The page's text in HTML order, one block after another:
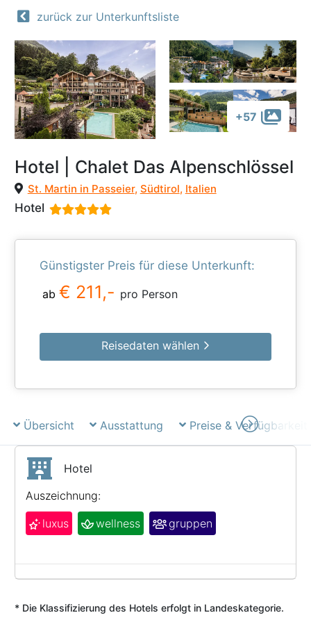
zurück zur Unterkunftsliste
+57
Hotel | Chalet Das Alpenschlössel
St. Martin in Passeier, Südtirol, Italien
Hotel
Günstigster Preis für diese Unterkunft:
ab € 211,- pro Person
Reisedaten wählen
Übersicht Ausstattung Preise & Verfügbarkeit
Hotel
Auszeichnung:
luxus
wellness gruppen
* Die Klassifizierung des Hotels erfolgt in Landeskategorie.